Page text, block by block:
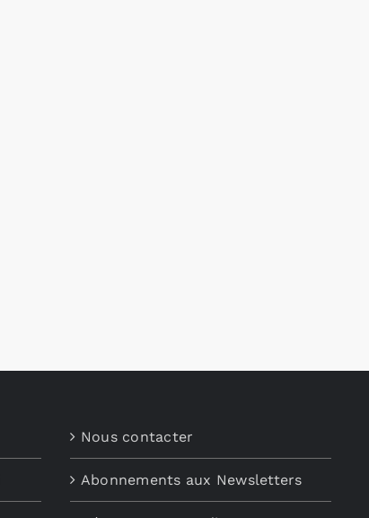
Nous contacter
Abonnements aux Newsletters